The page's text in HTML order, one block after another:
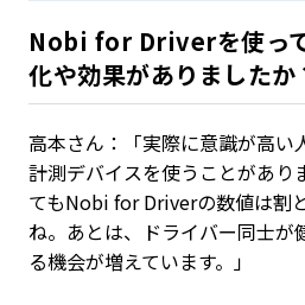
Nobi for Driverを使っ
化や効果がありましたか
高本さん：「実際に意識が高い
計測デバイスを使うことがあり
てもNobi for Driverの数値は割
ね。あとは、ドライバー同士が
る機会が増えています。」